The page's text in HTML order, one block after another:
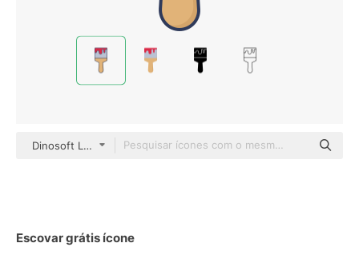
Dinosoft Lineal Color
Escovar grátis ícone